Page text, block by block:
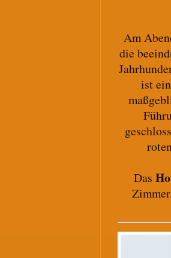
Am
die
ist
Das